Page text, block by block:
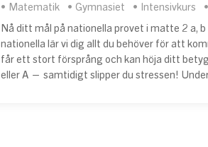
Matematik Gymnasiet Intensivkurs
Nå ditt mål på nationella provet i matte 2 a,
nationella lär vi dig allt du behöver för att
får ett stort försprång och kan höja ditt
eller A — samtidigt slipper du stressen!